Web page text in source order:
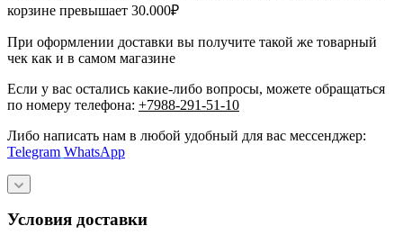
корзине превышает 30.000₽
При оформлении доставки вы получите такой же товарный
чек как и в самом магазине
Если у вас остались какие-либо вопросы, можете обращаться
по номеру телефона: +7988-291-51-10
Либо написать нам в любой удобный для вас мессенджер:
Telegram WhatsApp
Условия доставки